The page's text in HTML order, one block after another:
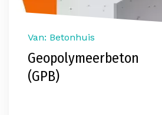
Van: Betonhuis
Geopolymeerbeton
(GPB)